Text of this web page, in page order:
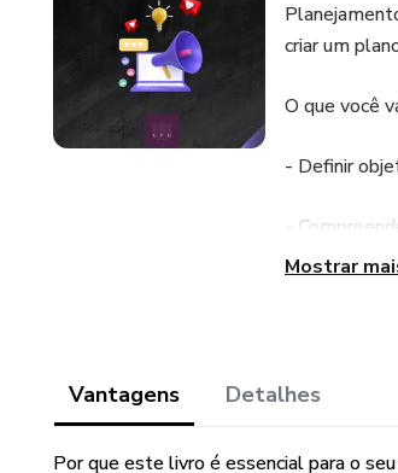
criar um
O que você
- Definir
-
-
Mostrar
Vantagens Detalhes
Por que este livro é essencial para o